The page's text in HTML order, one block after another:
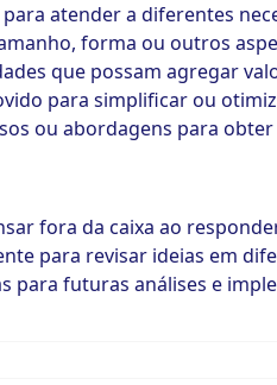
atender a diferentes
forma ou outros
que possam agregar
para simplificar ou
ou abordagens para
fora da caixa ao
para revisar ideias em
para futuras análises e